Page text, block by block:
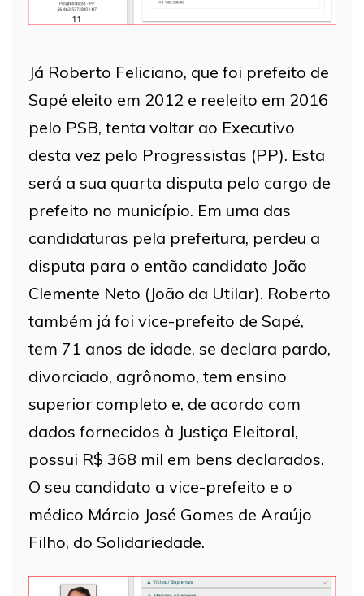
Já Roberto Feliciano, que foi prefeito de
Sapé eleito em 2012 e reeleito em 2016
pelo PSB, tenta voltar ao Executivo
desta vez pelo Progressistas (PP). Esta
será a sua quarta disputa pelo cargo de
prefeito no município. Em uma das
candidaturas pela prefeitura, perdeu a
disputa para o então candidato João
Clemente Neto (João da Utilar). Roberto
também já foi vice-prefeito de Sapé,
tem 71 anos de idade, se declara pardo,
divorciado, agrônomo, tem ensino
superior completo e, de acordo com
dados fornecidos à Justiça Eleitoral,
possui R$ 368 mil em bens declarados.
O seu candidato a vice-prefeito e o
médico Márcio José Gomes de Araújo
Filho, do Solidariedade.